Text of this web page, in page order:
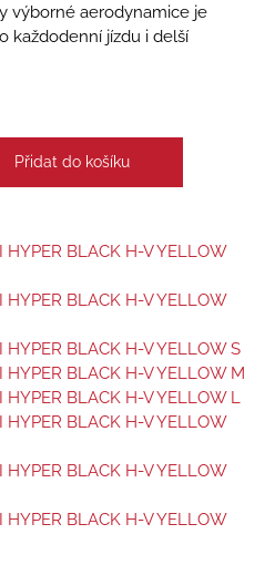
výborné aerodynamice je
každodenní jízdu i delší
Přidat do košíku
HYPER BLACK H-V YELLOW
HYPER BLACK H-V YELLOW
HYPER BLACK H-V YELLOW S
HYPER BLACK H-V YELLOW M
HYPER BLACK H-V YELLOW L
HYPER BLACK H-V YELLOW
HYPER BLACK H-V YELLOW
HYPER BLACK H-V YELLOW